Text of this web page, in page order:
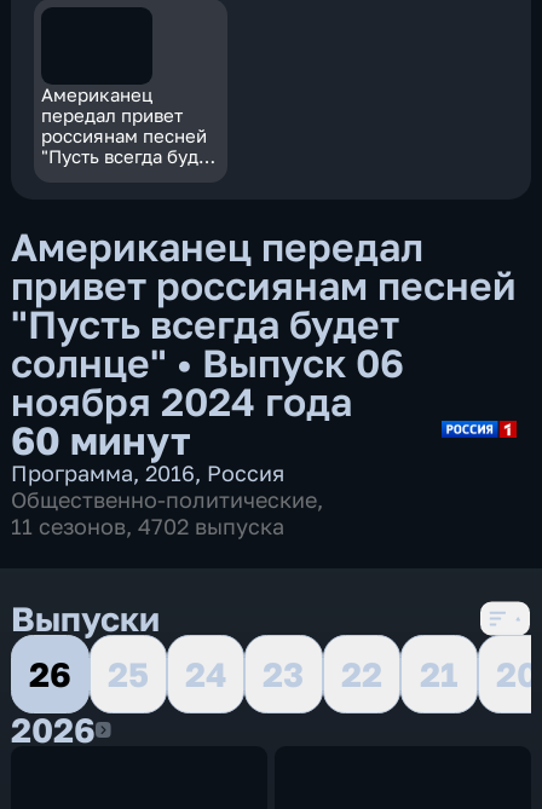
Американец
передал привет
россиянам песней
"Пусть всегда будет
Американец передал
привет россиянам песней
"Пусть всегда будет
солнце" • Выпуск 06
ноября 2024 года
60 минут
Программа,2016, Россия
Общественно-политические,
11 сезонов, 4702 выпуска
Выпуски
26
25 24 23 22 21
20
20262026